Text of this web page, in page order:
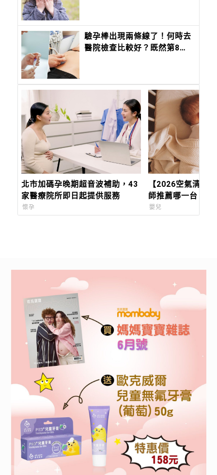
驗孕棒出現兩條線了！何時去
醫院檢查比較好？既然第8週
北市加碼孕晚期超音波補助，43
家醫療院所即日起提供服務
懷孕
【2026空氣清淨
師推薦哪一台？守
關鍵選擇
嬰兒